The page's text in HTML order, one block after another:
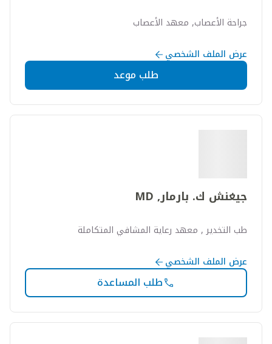
جراحة الأعصاب, معهد الأعصاب
عرض الملف الشخصي
طلب موعد
جيغنش ك. بارمار, MD
طب التخدير , معهد رعاية المشافي المتكاملة
عرض الملف الشخصي
طلب المساعدة